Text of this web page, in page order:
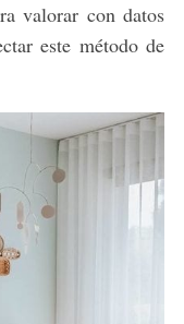
valorar con datos
este método de